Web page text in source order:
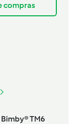
compras
TM6